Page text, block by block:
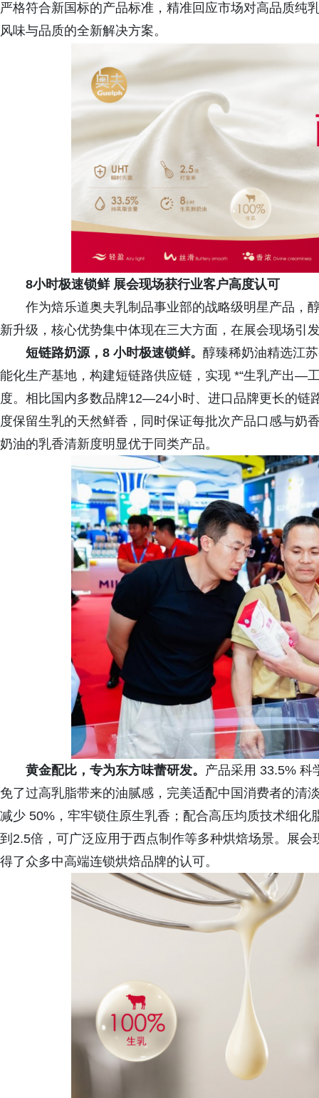
严格符合新国标的产品标准，精准回应市场对高品质纯
风味与品质的全新解决方案。
8小时极速锁鲜 展会现场获行业客户高度认可
作为焙乐道奥夫乳制品事业部的战略级明星产品，
新升级，核心优势集中体现在三大方面，在展会现场引
短链路奶源，8 小时极速锁鲜。 醇臻稀奶油精选江
能化生产基地，构建短链路供应链，实现 *“生乳产出—
度。相比国内多数品牌12—24小时、进口品牌更长的链
度保留生乳的天然鲜香，同时保证每批次产品口感与奶
奶油的乳香清新度明显优于同类产品。
黄金配比，专为东方味蕾研发。 产品采用 33.5% 科
免了过高乳脂带来的油腻感，完美适配中国消费者的清
减少 50%，牢牢锁住原生乳香；配合高压均质技术细
到2.5倍，可广泛应用于西点制作等多种烘焙场景。展
得了众多中高端连锁烘焙品牌的认可。